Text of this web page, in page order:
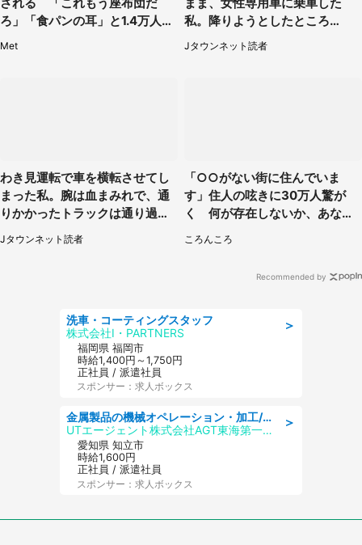
ろ」「食パンの耳」と1.4万人困
Met
私。降りようとしたところ
で...」（大阪府・30代女性）
Jタウンネット読者
わき見運転で車を横転させてし
まった私。腕は血まみれで、通
りかかったトラックは通り過ぎ
ていき...（福岡県・30代女性）
Jタウンネット読者
「○○がない街に住んでいま
す」住人の呟きに30万人驚が
く 何が存在しないか、あなた
ころんころ
Recommended by
＞
洗車・コーティングスタッフ
株式会社I・PARTNERS
福岡県 福岡市
時給1,400円～1,750円
正社員 / 派遣社員
スポンサー：求人ボックス
＞
金属製品の機械オペレーション・加工/寮完備/日払い/工場・製造
UTエージェント株式会社AGT東海第一CU
愛知県 知立市
時給1,600円
正社員 / 派遣社員
スポンサー：求人ボックス